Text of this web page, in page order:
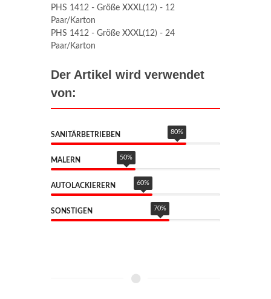
PHS 1412 - Größe XXXL(12) - 12
Paar/Karton
PHS 1412 - Größe XXXL(12) - 24
Paar/Karton
Der Artikel wird verwendet
von:
SANITÄRBETRIEBEN 80%
MALERN 50%
AUTOLACKIERERN 60%
SONSTIGEN 70%